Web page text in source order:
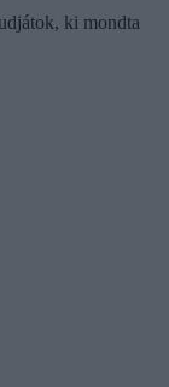
ki mondta